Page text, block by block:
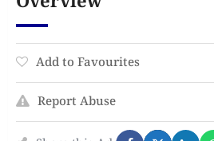
Add to Favourites
Report Abuse